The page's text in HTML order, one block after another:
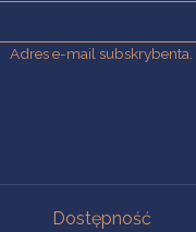
Adres e-mail subskrybenta.
Dostępność